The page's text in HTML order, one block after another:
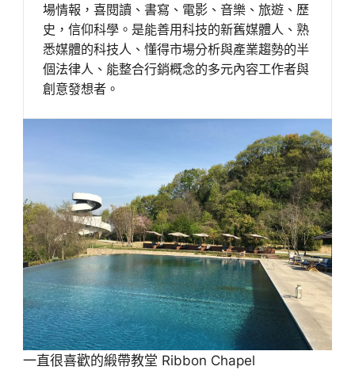
場情報，喜閱讀、書寫、電影、音樂、旅遊、歷
史，信仰科學。是能善用科技的新舊媒體人、熟
悉媒體的科技人、懂得市場分析與產業趨勢的半
個法律人、能整合行銷概念的多元內容工作者與
創意發想者。
一直很喜歡的緞帶教堂 Ribbon Chapel